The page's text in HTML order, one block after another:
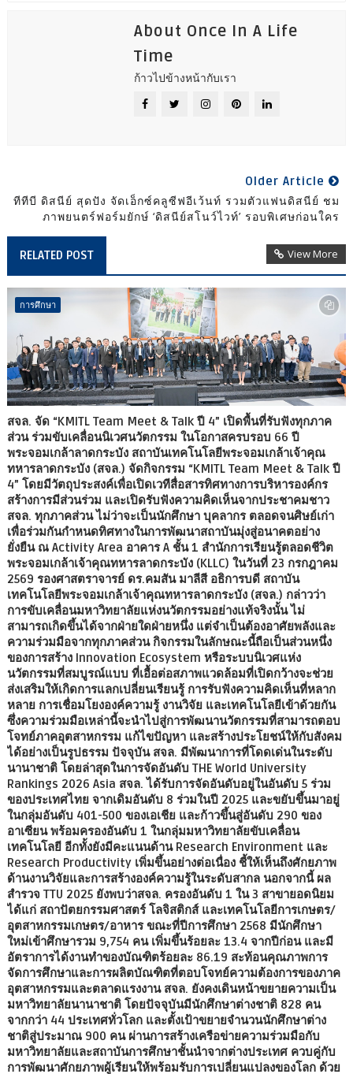
About Once In A Life
Time
ก้าวไปข้างหน้ากับเรา
Older Article
ทีทีบี ดิสนีย์ สุดปัง จัดเอ็กซ์คลูซีฟอีเว้นท์ รวมตัวแฟนดิสนีย์ ชม
ภาพยนตร์ฟอร์มยักษ์ ‘ดิสนีย์สโนว์ไวท์’ รอบพิเศษก่อนใคร
RELATED POST View More
การศึกษา
สจล. จัด “KMITL Team Meet & Talk ปี 4” เปิดพื้นที่รับฟังทุกภาค
ส่วน ร่วมขับเคลื่อนนิเวศนวัตกรรม ในโอกาสครบรอบ 66 ปี
พระจอมเกล้าลาดกระบัง สถาบันเทคโนโลยีพระจอมเกล้าเจ้าคุณ
ทหารลาดกระบัง (สจล.) จัดกิจกรรม “KMITL Team Meet & Talk ปี
4” โดยมีวัตถุประสงค์เพื่อเปิดเวทีสื่อสารทิศทางการบริหารองค์กร
สร้างการมีส่วนร่วม และเปิดรับฟังความคิดเห็นจากประชาคมชาว
สจล. ทุกภาคส่วน ไม่ว่าจะเป็นนักศึกษา บุคลากร ตลอดจนศิษย์เก่า
เพื่อร่วมกันกำหนดทิศทางในการพัฒนาสถาบันมุ่งสู่อนาคตอย่าง
ยั่งยืน ณ Activity Area อาคาร A ชั้น 1 สำนักการเรียนรู้ตลอดชีวิต
พระจอมเกล้าเจ้าคุณทหารลาดกระบัง (KLLC) ในวันที่ 23 กรกฎาคม
2569 รองศาสตราจารย์ ดร.คมสัน มาลีสี อธิการบดี สถาบัน
เทคโนโลยีพระจอมเกล้าเจ้าคุณทหารลาดกระบัง (สจล.) กล่าวว่า
การขับเคลื่อนมหาวิทยาลัยแห่งนวัตกรรมอย่างแท้จริงนั้น ไม่
สามารถเกิดขึ้นได้จากฝ่ายใดฝ่ายหนึ่ง แต่จำเป็นต้องอาศัยพลังและ
ความร่วมมือจากทุกภาคส่วน กิจกรรมในลักษณะนี้ถือเป็นส่วนหนึ่ง
ของการสร้าง Innovation Ecosystem หรือระบบนิเวศแห่ง
นวัตกรรมที่สมบูรณ์แบบ ที่เอื้อต่อสภาพแวดล้อมที่เปิดกว้างจะช่วย
ส่งเสริมให้เกิดการแลกเปลี่ยนเรียนรู้ การรับฟังความคิดเห็นที่หลาก
หลาย การเชื่อมโยงองค์ความรู้ งานวิจัย และเทคโนโลยีเข้าด้วยกัน
ซึ่งความร่วมมือเหล่านี้จะนำไปสู่การพัฒนานวัตกรรมที่สามารถตอบ
โจทย์ภาคอุตสาหกรรม แก้ไขปัญหา และสร้างประโยชน์ให้กับสังคม
ได้อย่างเป็นรูปธรรม ปัจจุบัน สจล. มีพัฒนาการที่โดดเด่นในระดับ
นานาชาติ โดยล่าสุดในการจัดอันดับ THE World University
Rankings 2026 Asia สจล. ได้รับการจัดอันดับอยู่ในอันดับ 5 ร่วม
ของประเทศไทย จากเดิมอันดับ 8 ร่วมในปี 2025 และขยับขึ้นมาอยู่
ในกลุ่มอันดับ 401-500 ของเอเชีย และก้าวขึ้นสู่อันดับ 290 ของ
อาเซียน พร้อมครองอันดับ 1 ในกลุ่มมหาวิทยาลัยขับเคลื่อน
เทคโนโลยี อีกทั้งยังมีคะแนนด้าน Research Environment และ
Research Productivity เพิ่มขึ้นอย่างต่อเนื่อง ชี้ให้เห็นถึงศักยภาพ
ด้านงานวิจัยและการสร้างองค์ความรู้ในระดับสากล นอกจากนี้ ผล
สำรวจ TTU 2025 ยังพบว่าสจล. ครองอันดับ 1 ใน 3 สาขายอดนิยม
ได้แก่ สถาปัตยกรรมศาสตร์ โลจิสติกส์ และเทคโนโลยีการเกษตร/
อุตสาหกรรมเกษตร/อาหาร ขณะที่ปีการศึกษา 2568 มีนักศึกษา
ใหม่เข้าศึกษารวม 9,754 คน เพิ่มขึ้นร้อยละ 13.4 จากปีก่อน และมี
อัตราการได้งานทำของบัณฑิตร้อยละ 86.19 สะท้อนคุณภาพการ
จัดการศึกษาและการผลิตบัณฑิตที่ตอบโจทย์ความต้องการของภาค
อุตสาหกรรมและตลาดแรงงาน สจล. ยังคงเดินหน้าขยายความเป็น
มหาวิทยาลัยนานาชาติ โดยปัจจุบันมีนักศึกษาต่างชาติ 828 คน
จากกว่า 44 ประเทศทั่วโลก และตั้งเป้าขยายจำนวนนักศึกษาต่าง
ชาติสู่ประมาณ 900 คน ผ่านการสร้างเครือข่ายความร่วมมือกับ
มหาวิทยาลัยและสถาบันการศึกษาชั้นนำจากต่างประเทศ ควบคู่กับ
การพัฒนาศักยภาพผู้เรียนให้พร้อมรับการเปลี่ยนแปลงของโลก ด้วย